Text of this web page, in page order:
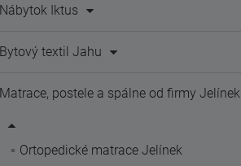
Nábytok Iktus
Bytový textil Jahu
Matrace, postele a spálne od firmy Jelínek
Ortopedické matrace Jelínek